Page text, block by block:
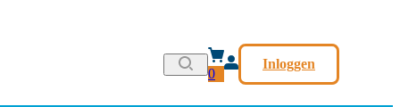
0
Inloggen